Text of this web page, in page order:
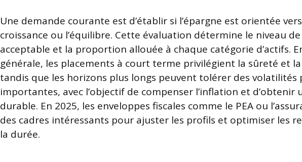
Une demande courante est d’établir si l’épargne est orientée
croissance ou l’équilibre. Cette évaluation détermine le niveau
acceptable et la proportion allouée à chaque catégorie d’actifs.
générale, les placements à court terme privilégient la sûreté et
tandis que les horizons plus longs peuvent tolérer des volatilités
importantes, avec l’objectif de compenser l’inflation et d’obtenir
durable. En 2025, les enveloppes fiscales comme le PEA ou
des cadres intéressants pour ajuster les profils et optimiser les
la durée.